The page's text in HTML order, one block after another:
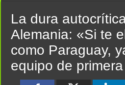
La dura
Alemania: «Si te
como Paraguay,
equipo de